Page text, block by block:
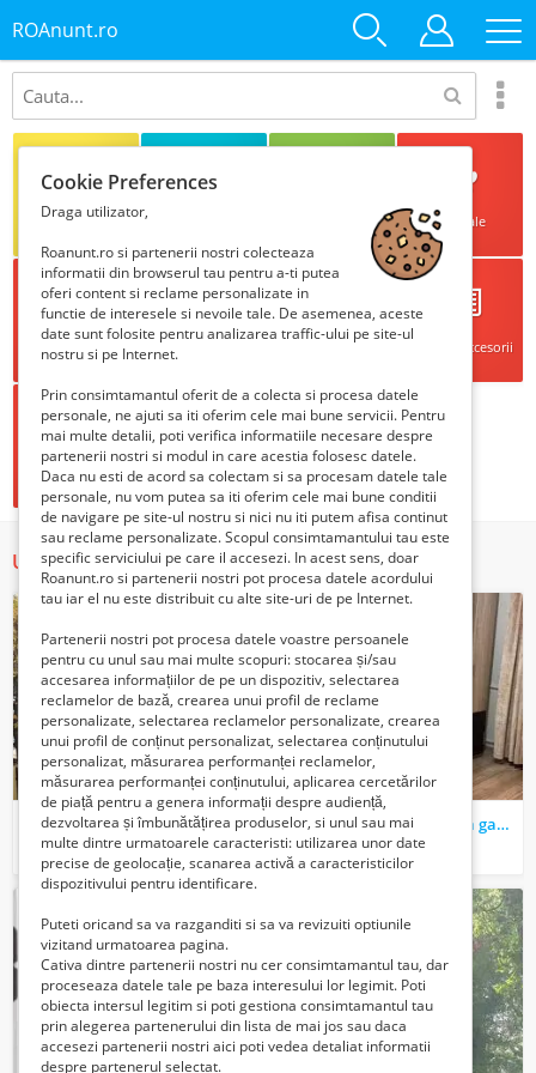
ROAnunt.ro
Imobiliare Animale
Casa, Mobila,
Gradina
Mama si copilul Electronice Moda si accesorii
Timp liber si sport Locuri de munca Diverse
Ultimele anunturi
Parc Bazilescu- Bucureștii Noi activitati diverse
2150 Euro €
dr taberei Plaza Romania garsoniera proprietar
250 Euro €
Cookie Preferences
Draga utilizator,
Roanunt.ro si partenerii nostri colecteaza
informatii din browserul tau pentru a-ti putea
oferi content si reclame personalizate in
functie de interesele si nevoile tale. De asemenea, aceste
date sunt folosite pentru analizarea traffic-ului pe site-ul
nostru si pe Internet.
Prin consimtamantul oferit de a colecta si procesa datele
personale, ne ajuti sa iti oferim cele mai bune servicii. Pentru
mai multe detalii, poti verifica informatiile necesare despre
partenerii nostri si modul in care acestia folosesc datele.
Daca nu esti de acord sa colectam si sa procesam datele tale
personale, nu vom putea sa iti oferim cele mai bune conditii
de navigare pe site-ul nostru si nici nu iti putem afisa continut
sau reclame personalizate. Scopul consimtamantului tau este
specific serviciului pe care il accesezi. In acest sens, doar
Roanunt.ro si partenerii nostri pot procesa datele acordului
tau iar el nu este distribuit cu alte site-uri de pe Internet.
Partenerii nostri pot procesa datele voastre persoanele
pentru cu unul sau mai multe scopuri: stocarea și/sau
accesarea informațiilor de pe un dispozitiv, selectarea
reclamelor de bază, crearea unui profil de reclame
personalizate, selectarea reclamelor personalizate, crearea
unui profil de conținut personalizat, selectarea conținutului
personalizat, măsurarea performanței reclamelor,
măsurarea performanței conținutului, aplicarea cercetărilor
de piață pentru a genera informații despre audiență,
dezvoltarea și îmbunătățirea produselor, si unul sau mai
multe dintre urmatoarele caracteristi: utilizarea unor date
precise de geolocație, scanarea activă a caracteristicilor
dispozitivului pentru identificare.
Puteti oricand sa va razganditi si sa va revizuiti optiunile
vizitand urmatoarea pagina.
Cativa dintre partenerii nostri nu cer consimtamantul tau, dar
proceseaza datele tale pe baza interesului lor legimit. Poti
obiecta intersul legitim si poti gestiona consimtamantul tau
prin alegerea partenerului din lista de mai jos sau daca
accesezi partenerii nostri aici poti vedea detaliat informatii
despre partenerul selectat.